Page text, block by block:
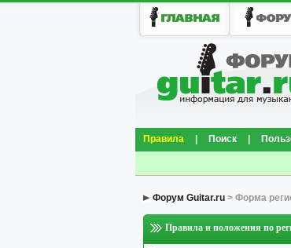
Правила Поиск
Форум Guitar.ru > Форма
Правила и положения по